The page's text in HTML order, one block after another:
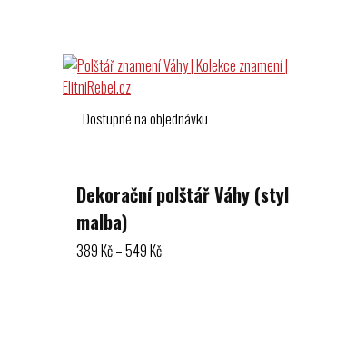
Dostupné na objednávku
Dekorační polštář Váhy (styl
malba)
389Kč–549KčRozpětí